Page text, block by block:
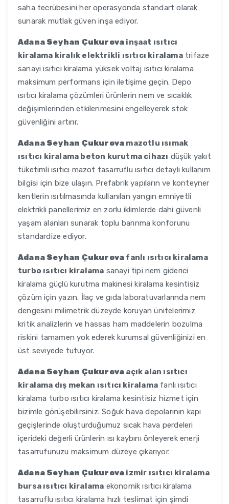
saha tecrübesini her operasyonda standart olarak
sunarak mutlak güven inşa ediyor.
Adana Seyhan Çukurova inşaat ısıtıcı
kiralama kiralık elektrikli ısıtıcı kiralamatrifaze
sanayi ısıtıcı kiralama yüksek voltaj ısıtıcı kiralama
maksimum performans için iletişime geçin. Depo
ısıtıcı kiralama çözümleri ürünlerin nem ve sıcaklık
değişimlerinden etkilenmesini engelleyerek stok
güvenliğini artırır.
Adana Seyhan Çukurova mazotlu ısımak
ısıtıcı kiralama beton kurutma cihazı düşük yakıt
tüketimli ısıtıcı mazot tasarruflu ısıtıcı detaylı kullanım
bilgisi için bize ulaşın. Prefabrik yapıların ve konteyner
kentlerin ısıtılmasında kullanılan yangın emniyetli
elektrikli panellerimiz en zorlu iklimlerde dahi güvenli
yaşam alanları sunarak toplu barınma konforunu
standardize ediyor.
Adana Seyhan Çukurova fanlı ısıtıcı kiralama
turbo ısıtıcı kiralama sanayi tipi nem giderici
kiralama güçlü kurutma makinesi kiralama kesintisiz
çözüm için yazın. İlaç ve gıda laboratuvarlarında nem
dengesini milimetrik düzeyde koruyan ünitelerimiz
kritik analizlerin ve hassas ham maddelerin bozulma
riskini tamamen yok ederek kurumsal güvenliğinizi en
üst seviyede tutuyor.
Adana Seyhan Çukurova açık alan ısıtıcı
kiralama dış mekan ısıtıcı kiralama fanlı ısıtıcı
kiralama turbo ısıtıcı kiralama kesintisiz hizmet için
bizimle görüşebilirsiniz. Soğuk hava depolarının kapı
geçişlerinde oluşturduğumuz sıcak hava perdeleri
içerideki değerli ürünlerin ısı kaybını önleyerek enerji
tasarrufunuzu maksimum düzeye çıkarıyor.
Adana Seyhan Çukurova izmir ısıtıcı kiralama
bursa ısıtıcı kiralama ekonomik ısıtıcı kiralama
tasarruflu ısıtıcı kiralama hızlı teslimat için şimdi